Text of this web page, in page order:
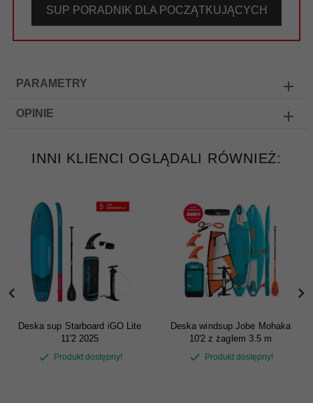
SUP PORADNIK DLA POCZĄTKUJĄCYCH
PARAMETRY
OPINIE
INNI KLIENCI OGLĄDALI RÓWNIEŻ:
Deska sup Starboard iGO Lite
11'2 2025
Produkt dostępny!
Deska windsup Jobe Mohaka
10'2 z żaglem 3.5 m
Produkt dostępny!